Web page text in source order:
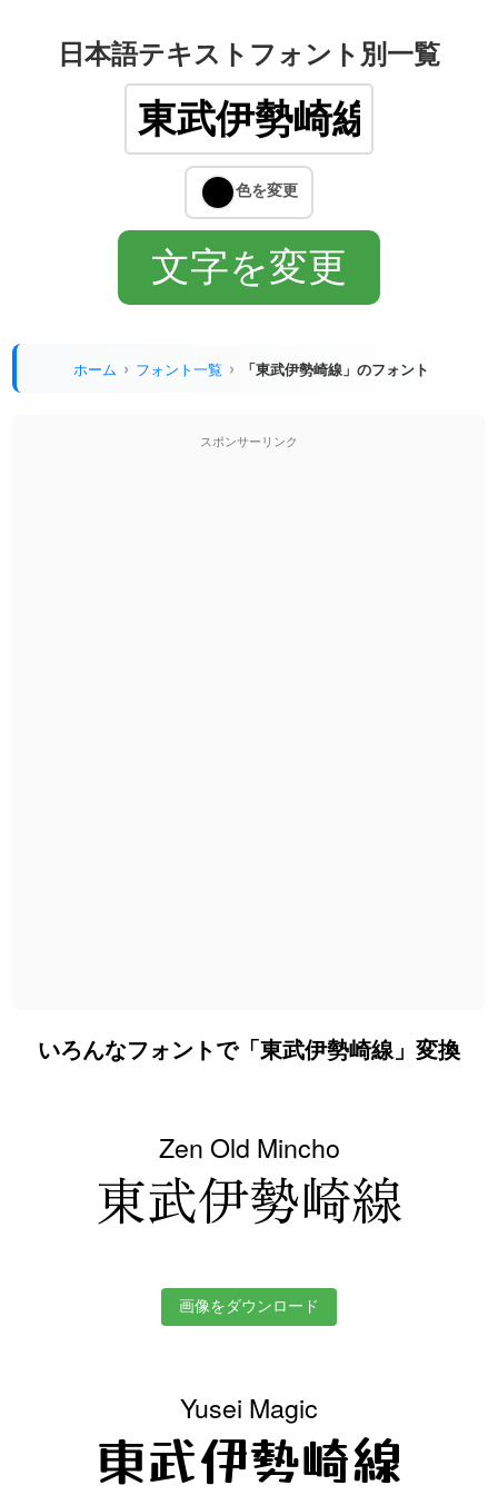
日本語テキストフォント別一覧
ホーム フォント一覧 「東武伊勢崎線」のフォント
スポンサーリンク
いろんなフォントで「東武伊勢崎線」変換
Zen Old Mincho
東武伊勢崎線
画像をダウンロード
Yusei Magic
東武伊勢崎線